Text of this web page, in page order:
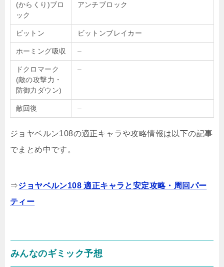
(からくり)ブロ
ック
アンチブロック
ビットン ビットンブレイカー
ホーミング吸収 –
ドクロマーク
(敵の攻撃力・
防御力ダウン)
–
敵回復 –
ジョヤベルン108の適正キャラや攻略情報は以下の記事
でまとめ中です。
⇒ジョヤベルン108 適正キャラと安定攻略・周回パー
ティー
みんなのギミック予想